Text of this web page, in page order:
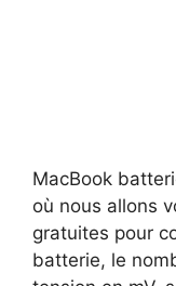
MacBook
où nous allons
gratuites pour
batterie, le